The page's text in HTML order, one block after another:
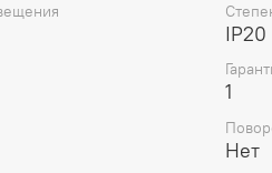
IP20
1
Нет